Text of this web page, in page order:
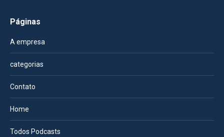
Páginas
A empresa
categorias
Contato
Home
Todos Podcasts